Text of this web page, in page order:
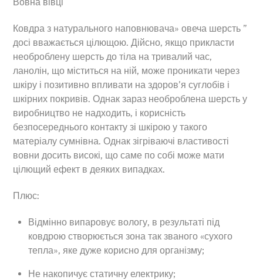
Вовна вівці
Ковдра з натурального наповнювача» овеча шерсть ”
досі вважається цілющою. Дійсно, якщо прикласти
необроблену шерсть до тіла на тривалий час,
ланолін, що міститься на ній, може проникати через
шкіру і позитивно впливати на здоров’я суглобів і
шкірних покривів. Однак зараз необроблена шерсть у
виробництво не надходить, і корисність
безпосереднього контакту зі шкірою у такого
матеріалу сумнівна. Однак зігріваючі властивості
вовни досить високі, що саме по собі може мати
цілющий ефект в деяких випадках.
Плюс:
Відмінно випаровує вологу, в результаті під
ковдрою створюється зона так званого «сухого
тепла», яке дуже корисно для організму;
Не накопичує статичну електрику;